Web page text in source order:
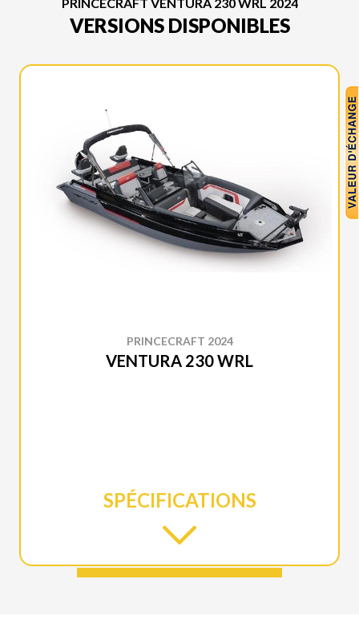
VERSIONS DISPONIBLES
PRINCECRAFT 2024
VENTURA 230 WRL
SPÉCIFICATIONS